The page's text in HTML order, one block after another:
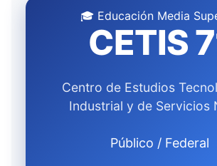
🎓 Educación Media
CETIS
Centro de Estudios
Industrial y de Servicios
Público / Federal